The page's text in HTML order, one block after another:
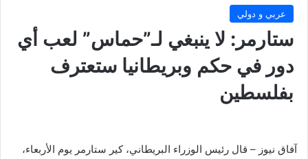
عربي و دولي
ستارمر: لا ينبغي لـ”حماس” لعب أي
دور في حكم وبريطانيا ستعترف
بفلسطين
آفاق نيوز – قال رئيس الوزراء البريطاني، كير ستارمر يوم الأربعاء،